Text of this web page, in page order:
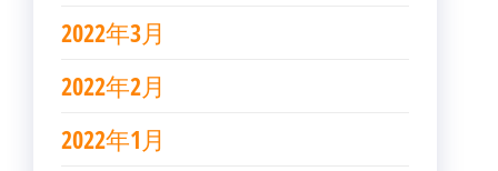
2022年3月
2022年2月
2022年1月